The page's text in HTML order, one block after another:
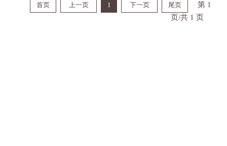
首页 上一页 1 下一页 尾页
第 1
页/共 1 页